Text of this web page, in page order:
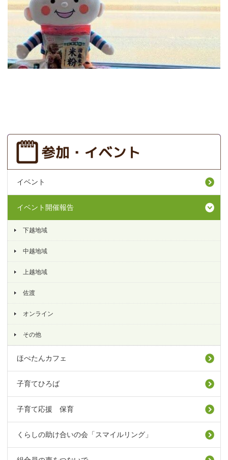
イベント
イベント開催報告
下越地域
中越地域
上越地域
佐渡
オンライン
その他
ほぺたんカフェ
子育てひろば
子育て応援 保育
くらしの助け合いの会「スマイルリング」